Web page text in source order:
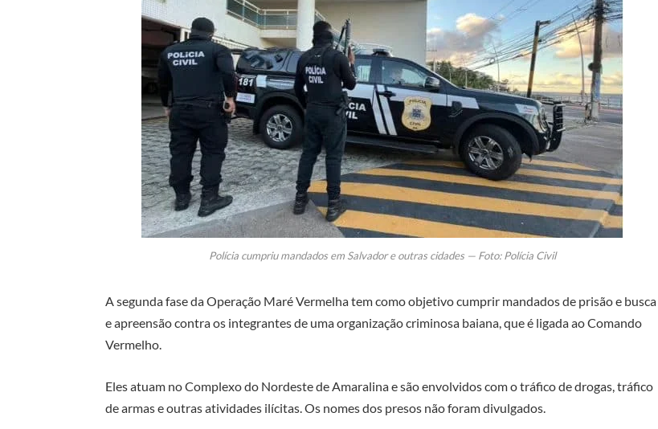
Polícia cumpriu mandados em Salvador e outras cidades — Foto: Polícia Civil
A segunda fase da Operação Maré Vermelha tem como objetivo cumprir mandados de prisão e busca
e apreensão contra os integrantes de uma organização criminosa baiana, que é ligada ao Comando
Vermelho.
Eles atuam no Complexo do Nordeste de Amaralina e são envolvidos com o tráfico de drogas, tráfico
de armas e outras atividades ilícitas. Os nomes dos presos não foram divulgados.